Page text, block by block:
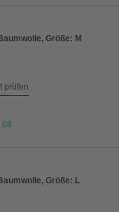
Größe: M
prüfen
Größe: L